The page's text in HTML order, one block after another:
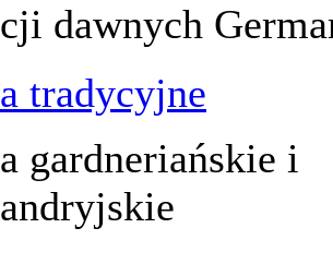
dawnych
tradycyjne
gardneriańskie i